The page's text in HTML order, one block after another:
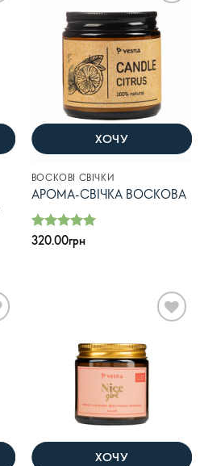
ХОЧУ
список
бажань
ВОСКОВІ СВІЧКИ
АРОМА-СВІЧКА ВОСКОВА
Оцінено в
320.00грн
ХОЧУ